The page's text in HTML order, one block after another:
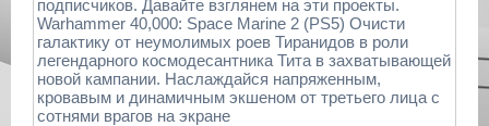
подписчиков. Давайте взглянем на эти проекты.
Warhammer 40,000: Space Marine 2 (PS5) Очисти
галактику от неумолимых роев Тиранидов в роли
легендарного космодесантника Тита в захватывающей
новой кампании. Наслаждайся напряженным,
кровавым и динамичным экшеном от третьего лица с
сотнями врагов на экране